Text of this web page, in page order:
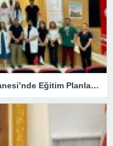
Kırklareli Eğitim ve Araştırma Hastanesi’nde Eğitim Planlaması Masaya Yatırıldı